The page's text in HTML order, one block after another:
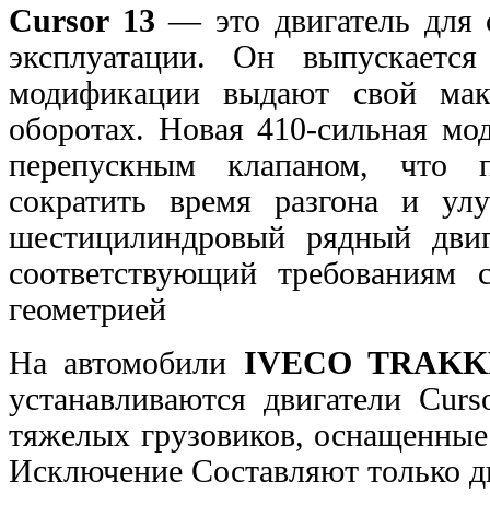
Cursor 13 — это двигатель для
эксплуатации. Он
модификации выдают свой
оборотах. Новая 410-сильная
перепускным клапаном, что
сократить время разгона и
шестицилиндровый рядный
соответствующий
геометрией
На автомобили IVECO
устанавливаются двигатели
тяжелых грузовиков,
Исключение Составляют только